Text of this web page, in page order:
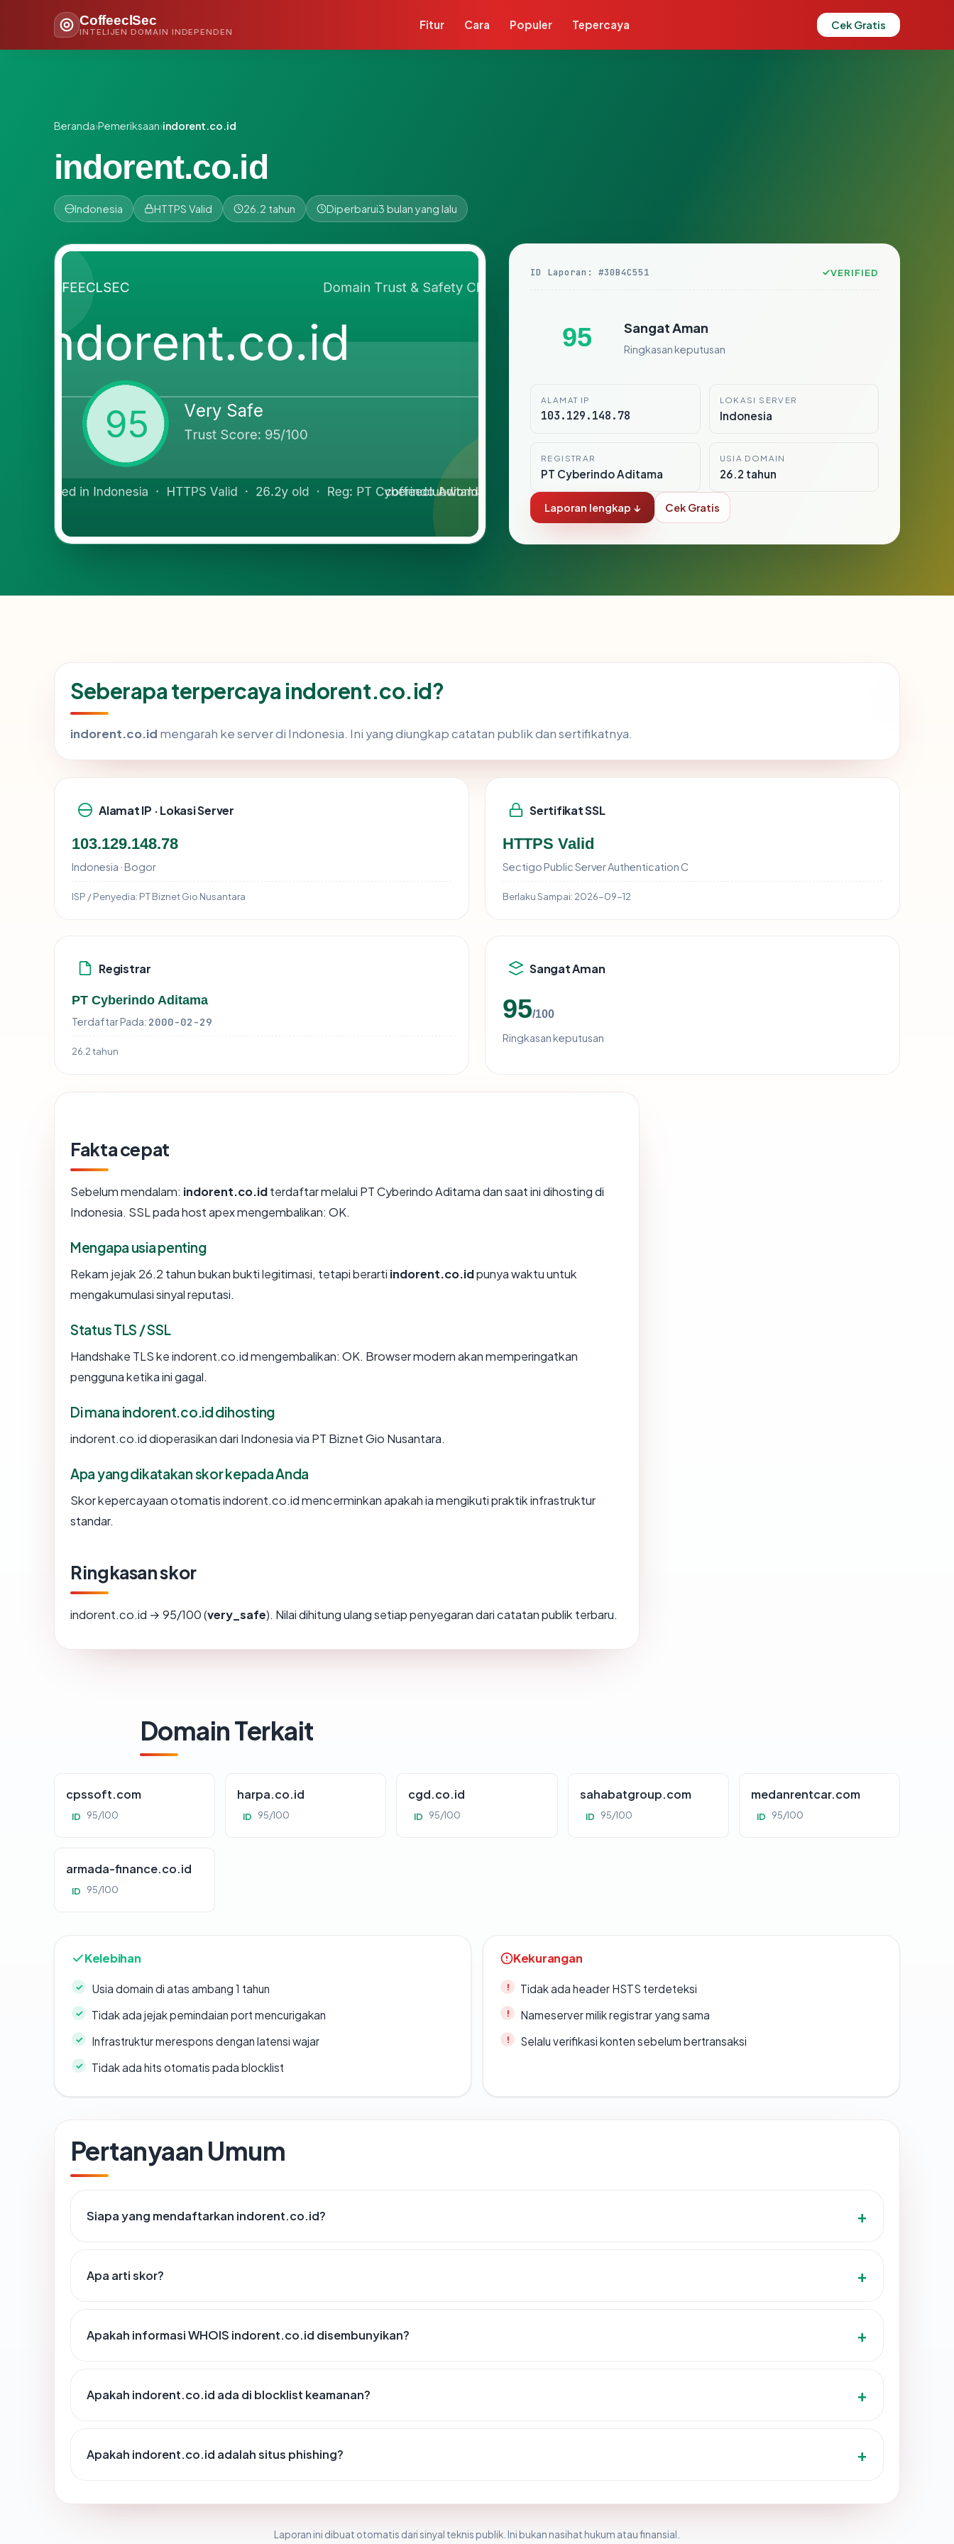
CoffeeclSec
INTELIJEN DOMAIN INDEPENDEN
Fitur Cara Populer Tepercaya Cek Gratis
Beranda›Pemeriksaan›indorent.co.id
indorent.co.id
Indonesia HTTPS Valid 26.2 tahun Diperbarui3 bulan yang lalu
ID Laporan: #30B4C551 VERIFIED
95 Sangat Aman
Ringkasan keputusan
ALAMAT IP
103.129.148.78
LOKASI SERVER
Indonesia
REGISTRAR
PT Cyberindo Aditama
USIA DOMAIN
26.2 tahun
Laporan lengkap ↓ Cek Gratis
Seberapa terpercaya indorent.co.id?
indorent.co.id mengarah ke server di Indonesia. Ini yang diungkap catatan publik dan sertifikatnya.
Alamat IP · Lokasi Server
103.129.148.78
Indonesia · Bogor
ISP / Penyedia: PT Biznet Gio Nusantara
Sertifikat SSL
HTTPS Valid
Sectigo Public Server Authentication C
Berlaku Sampai: 2026-09-12
Registrar
PT Cyberindo Aditama
Terdaftar Pada: 2000-02-29
26.2 tahun
Sangat Aman
95/100
Ringkasan keputusan
Fakta cepat
Sebelum mendalam: indorent.co.idterdaftar melalui PT Cyberindo Aditama dan saat ini dihosting di
Indonesia. SSL pada host apex mengembalikan: OK.
Mengapa usia penting
Rekam jejak 26.2 tahun bukan bukti legitimasi, tetapi berarti indorent.co.idpunya waktu untuk
mengakumulasi sinyal reputasi.
Status TLS / SSL
Handshake TLS ke indorent.co.id mengembalikan: OK. Browser modern akan memperingatkan
pengguna ketika ini gagal.
Di mana indorent.co.id dihosting
indorent.co.id dioperasikan dari Indonesia via PT Biznet Gio Nusantara.
Apa yang dikatakan skor kepada Anda
Skor kepercayaan otomatis indorent.co.id mencerminkan apakah ia mengikuti praktik infrastruktur
standar.
Ringkasan skor
indorent.co.id → 95/100 (very_safe). Nilai dihitung ulang setiap penyegaran dari catatan publik terbaru.
Domain Terkait
cpssoft.com
ID 95/100
harpa.co.id
ID 95/100
cgd.co.id
ID 95/100
sahabatgroup.com
ID 95/100
medanrentcar.com
ID 95/100
armada-finance.co.id
ID 95/100
Kelebihan
Usia domain di atas ambang 1 tahun
Tidak ada jejak pemindaian port mencurigakan
Infrastruktur merespons dengan latensi wajar
Tidak ada hits otomatis pada blocklist
Kekurangan
Tidak ada header HSTS terdeteksi
Nameserver milik registrar yang sama
Selalu verifikasi konten sebelum bertransaksi
Pertanyaan Umum
Siapa yang mendaftarkan indorent.co.id?
Apa arti skor?
Apakah informasi WHOIS indorent.co.id disembunyikan?
Apakah indorent.co.id ada di blocklist keamanan?
Apakah indorent.co.id adalah situs phishing?
Laporan ini dibuat otomatis dari sinyal teknis publik. Ini bukan nasihat hukum atau finansial.